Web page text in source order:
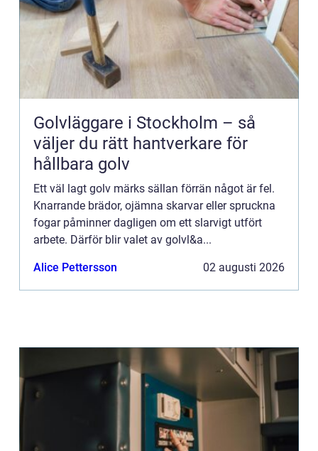
Golvläggare i Stockholm – så
väljer du rätt hantverkare för
hållbara golv
Ett väl lagt golv märks sällan förrän något är fel.
Knarrande brädor, ojämna skarvar eller spruckna
fogar påminner dagligen om ett slarvigt utfört
arbete. Därför blir valet av golvl&a...
Alice Pettersson 02 augusti 2026